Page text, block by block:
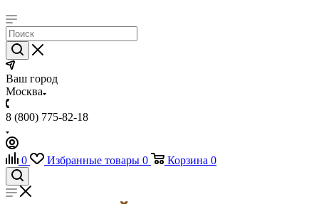
Ваш город
Москва
8 (800) 775-82-18
0 Избранные товары 0 Корзина 0